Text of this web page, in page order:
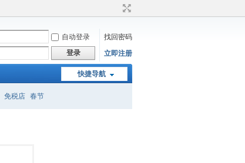
自动登录
找回密码
登录 立即注册
快捷导航
免税店 春节